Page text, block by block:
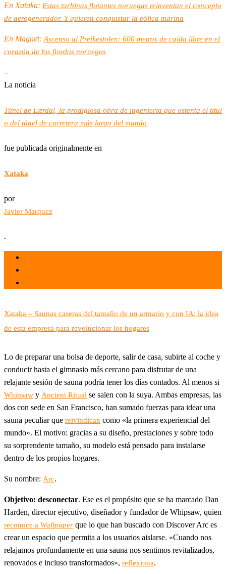
En Xataka: Estas turbinas flotantes noruegas reinventan el concepto
de aerogenerador. Y quieren conquistar la eólica marina
En Magnet: Ascenso al Preikestolen: 600 metros de caída libre en el
corazón de los fiordos noruegos
–
La noticia
Túnel de Lærdal, la prodigiosa obra de ingeniería que ostenta el títul
o del túnel de carretera más largo del mundo
fue publicada originalmente en
Xataka
por
Javier Marquez
.
Xataka – Saunas caseras del tamaño de un armario y con IA: la idea
de esta empresa para revolucionar los hogares
Lo de preparar una bolsa de deporte, salir de casa, subirte al coche y
conducir hasta el gimnasio más cercano para disfrutar de una
relajante sesión de sauna podría tener los días contados. Al menos si
Whipsaw y Ancient Ritual se salen con la suya. Ambas empresas, las
dos con sede en San Francisco, han sumado fuerzas para idear una
sauna peculiar que reivindican como «la primera experiencial del
mundo». El motivo: gracias a su diseño, prestaciones y sobre todo
su sorprendente tamaño, su modelo está pensado para instalarse
dentro de los propios hogares.
Su nombre: Arc.
Objetivo: desconectar. Ese es el propósito que se ha marcado Dan
Harden, director ejecutivo, diseñador y fundador de Whipsaw, quien
reconoce a Wallpaper que lo que han buscado con Discover Arc es
crear un espacio que permita a los usuarios aislarse. «Cuando nos
relajamos profundamente en una sauna nos sentimos revitalizados,
renovados e incluso transformados», reflexiona.